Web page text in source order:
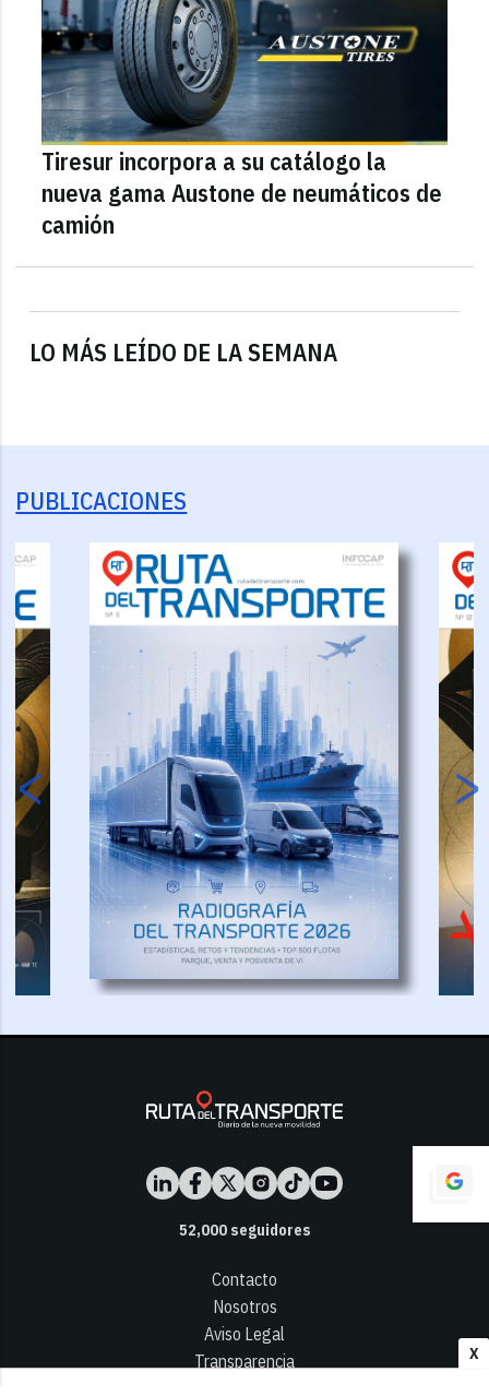
X
LO MÁS LEÍDO DE LA SEMANA
Tiresur incorpora a su catálogo la
nueva gama Austone de neumáticos de
camión
PUBLICACIONES
52,000seguidores
Contacto
Nosotros
Aviso Legal
Transparencia